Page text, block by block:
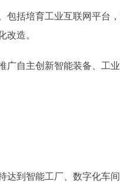
括培育工业互联网平台
改造。
自主创新智能装备、工
到智能工厂、数字化车